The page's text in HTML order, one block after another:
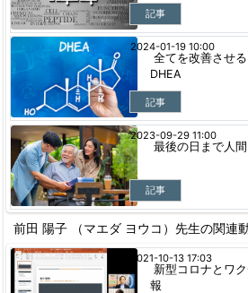
記事
全てを改善させ
DHEA
記事
2024-01-19 10:00
最後の日まで人
記事
2023-09-29 11:00
前田 陽子 （マエダ ヨウコ）先生の関連
新型コロナとワ
報
2021-10-13 17:03